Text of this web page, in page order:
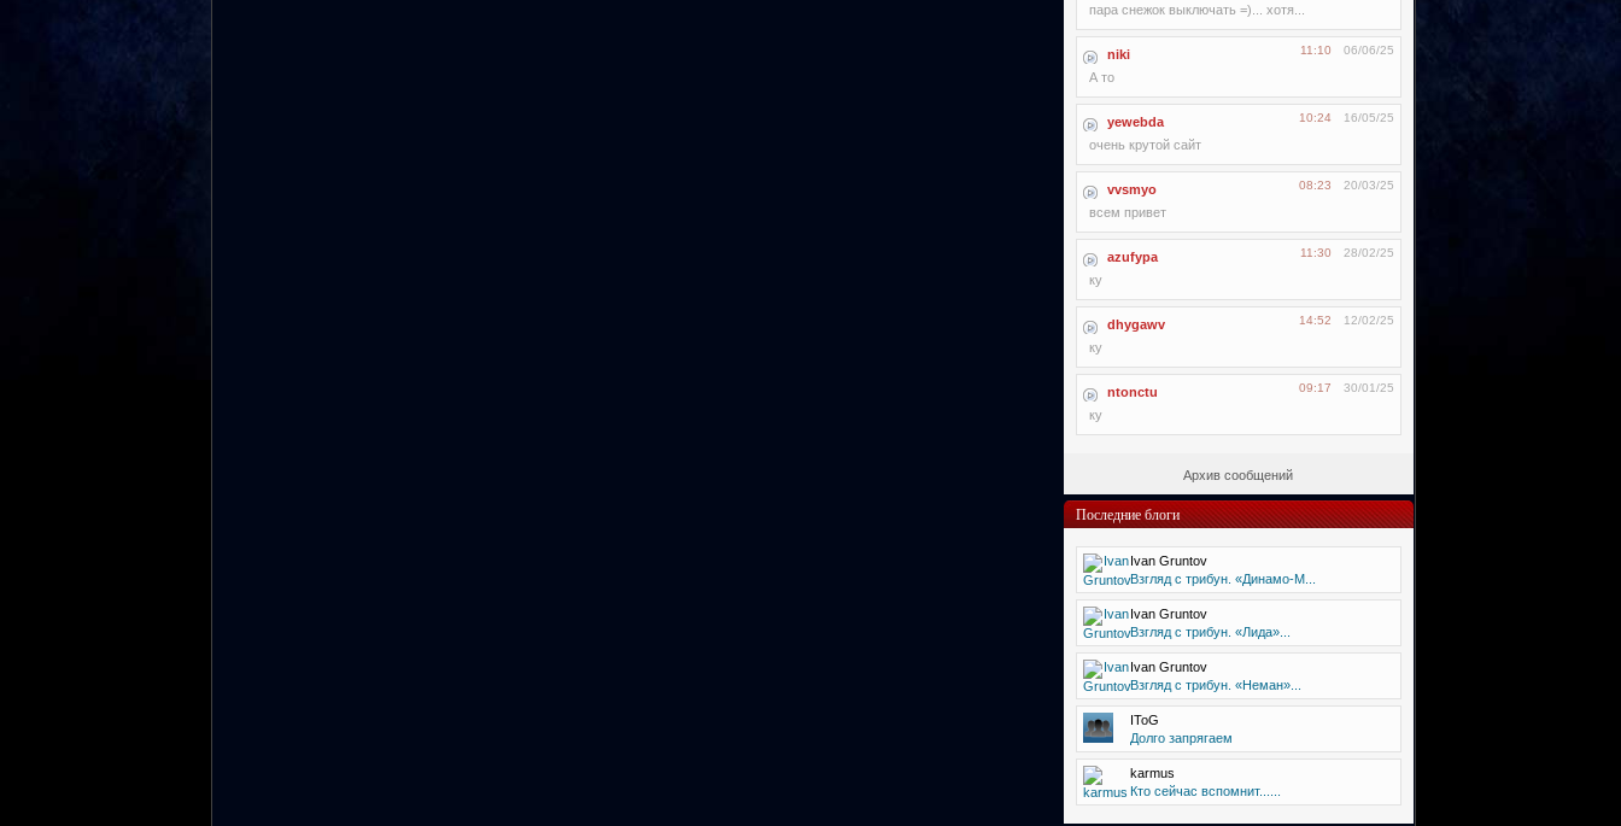
пара снежок выключать =)... хотя...
niki 06/06/25
11:10
А то
yewebda 16/05/25
10:24
очень крутой сайт
vvsmyo 20/03/25
08:23
всем привет
azufypa 28/02/25
11:30
ку
dhygawv 12/02/25
14:52
ку
ntonctu 30/01/25
09:17
ку
Архив сообщений
Последние блоги
Ivan Gruntov
Взгляд с трибун. «Динамо-М...
Ivan Gruntov
Взгляд с трибун. «Лида»...
Ivan Gruntov
Взгляд с трибун. «Неман»...
IToG
Долго запрягаем
karmus
Кто сейчас вспомнит......